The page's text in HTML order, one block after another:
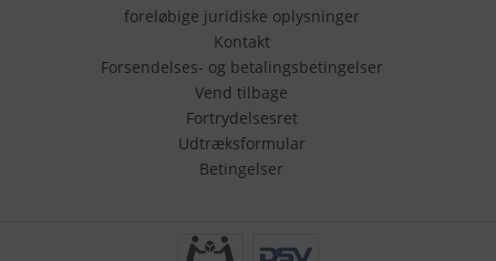
foreløbige juridiske oplysninger
Kontakt
Forsendelses- og betalingsbetingelser
Vend tilbage
Fortrydelsesret
Udtræksformular
Betingelser